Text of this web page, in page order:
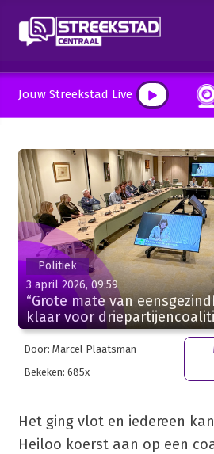
Jouw Streekstad Live
Politiek
3 april 2026, 09:59
“Grote mate van
klaar voor
Door: Marcel Plaatsman
Bekeken: 685x
Het ging vlot en iedereen
Heiloo koerst aan op een